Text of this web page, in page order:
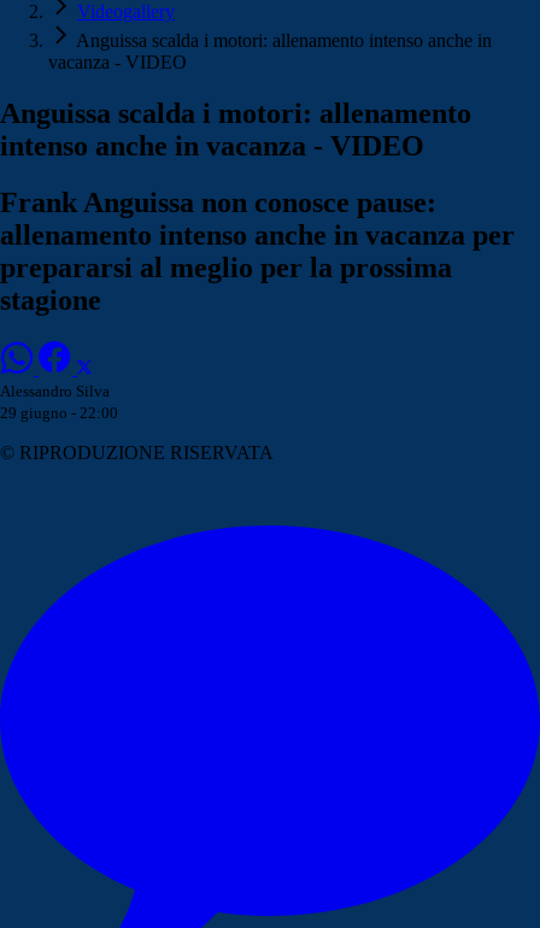
Videogallery
Anguissa scalda i motori: allenamento intenso anche in
vacanza - VIDEO
Anguissa scalda i motori: allenamento
intenso anche in vacanza - VIDEO
Frank Anguissa non conosce pause:
allenamento intenso anche in vacanza per
prepararsi al meglio per la prossima
stagione
Alessandro Silva
29 giugno - 22:00
© RIPRODUZIONE RISERVATA